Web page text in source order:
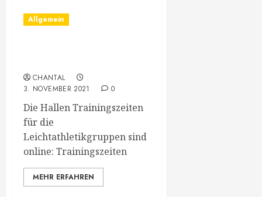
Allgemein
CHANTAL
3. NOVEMBER 2021
0
Die Hallen Trainingszeiten
für die
Leichtathletikgruppen sind
online: Trainingszeiten
MEHR ERFAHREN